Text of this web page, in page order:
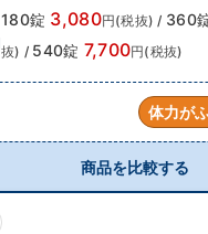
180錠 3,080円(税抜) / 360
抜) / 540錠 7,700円(税抜)
体力が
商品を比較する